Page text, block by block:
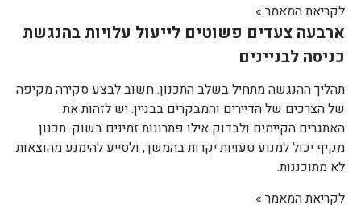
לקריאת המאמר »
ארבעה צעדים פשוטים לייעול עלויות בהנגשת
כניסה לבניינים
תהליך ההנגשה מתחיל בשלב התכנון. חשוב לבצע סקירה מקיפה
של הצרכים של הדיירים והמבקרים בבניין. יש לזהות את
האתגרים הקיימים ולבדוק אילו פתרונות זמינים בשוק. תכנון
מקיף יכול למנוע טעויות יקרות בהמשך, ולסייע להימנע מהוצאות
לא מתוכננות.
לקריאת המאמר »